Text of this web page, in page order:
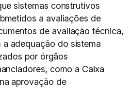
sistemas construtivos
a avaliações de
de avaliação técnica,
adequação do sistema
por órgãos
como a Caixa
aprovação de